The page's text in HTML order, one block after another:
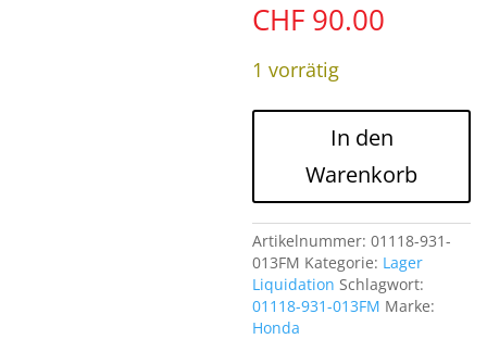
CHF 90.00
CHF
90.00.
1 vorrätig
01118-
ZWEIER
HACKSATZ
RIGHT
Menge
In den
Warenkorb
Artikelnummer:01118-931-
013FM Kategorie: Lager
Liquidation Schlagwort:
01118-931-013FM Marke:
Honda